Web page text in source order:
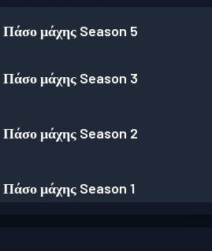
Πάσο μάχης Season 5
Πάσο μάχης Season 3
Πάσο μάχης Season 2
Πάσο μάχης Season 1